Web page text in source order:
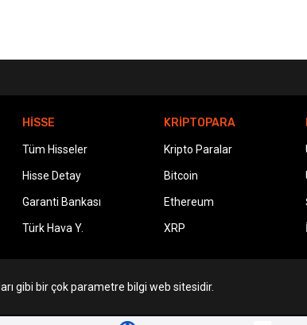
HİSSE
Tüm Hisseler
Hisse Detay
Garanti Bankası
Türk Hava Y.
KRİPTOPARA
Kripto Paralar
Bitcoin
Ethereum
XRP
gibi bir çok parametre bilgi web sitesidir.